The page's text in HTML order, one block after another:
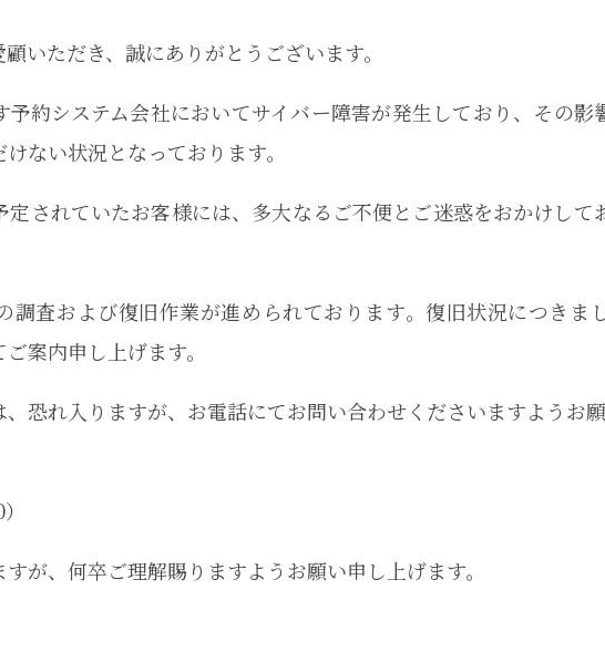
いただき、誠にありがとうございます。
約システム会社においてサイバー障害が発生しており、その影
ない状況となっております。
されていたお客様には、多大なるご不便とご迷惑をおかけして
調査および復旧作業が進められております。復旧状況につきま
案内申し上げます。
恐れ入りますが、お電話にてお問い合わせくださいますようお願
が、何卒ご理解賜りますようお願い申し上げます。